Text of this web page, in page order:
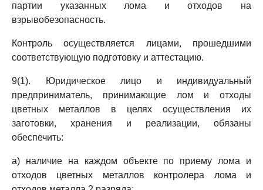
партии указанных лома и отходов на
взрывобезопасность.
Контроль осуществляется лицами, прошедшими
соответствующую подготовку и аттестацию.
9(1). Юридическое лицо и индивидуальный
предприниматель, принимающие лом и отходы
цветных металлов в целях осуществления их
заготовки, хранения и реализации, обязаны
обеспечить:
а) наличие на каждом объекте по приему лома и
отходов цветных металлов контролера лома и